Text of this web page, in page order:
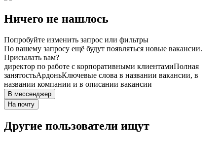
Ничего не нашлось
Попробуйте изменить запрос или фильтры
По вашему запросу ещё будут появляться новые вакансии.
Присылать вам?
директор по работе с корпоративными клиентамиПолная
занятостьАрдоньКлючевые слова в названии вакансии, в
названии компании и в описании вакансии
В мессенджер
На почту
Другие пользователи ищут